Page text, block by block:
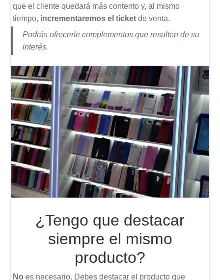
que el cliente quedará más contento y, al mismo
tiempo, incrementaremos el ticket de venta.
Podrás ofrecerle complementos que resulten de su
interés.
¿Tengo que destacar
siempre el mismo
producto?
No es necesario. Debes destacar el producto que